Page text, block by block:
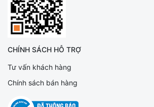
CHÍNH SÁCH HỖ TRỢ
Tư vấn khách hàng
Chính sách bán hàng